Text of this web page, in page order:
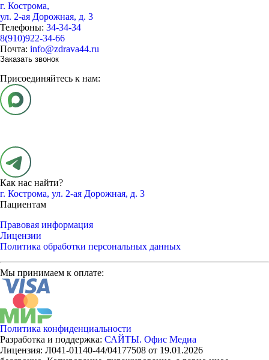
г. Кострома,
ул. 2-ая Дорожная, д. 3
Телефоны: 34-34-34
8(910)922-34-66
Почта: info@zdrava44.ru
Заказать звонок
Присоединяйтесь к нам:
Как нас найти?
г. Кострома, ул. 2-ая Дорожная, д. 3
Пациентам
Правовая информация
Лицензии
Политика обработки персональных данных
Мы принимаем к оплате:
Политика конфиденциальности
Разработка и поддержка: САЙТЫ. Офис Медиа
Лицензия: Л041-01140-44/04177508 от 19.01.2026